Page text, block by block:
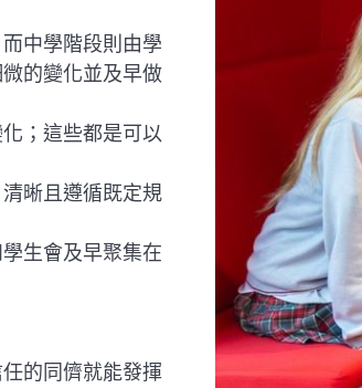
中學階段則由學
的變化並及早做
；這些都是可以
晰且遵循既定規
生會及早聚集在
的同儕就能發揮